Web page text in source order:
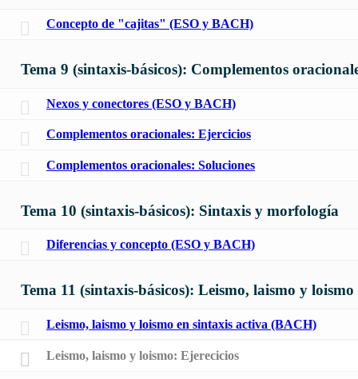
Concepto de "cajitas" (ESO y BACH)
Tema 9 (sintaxis-básicos): Complementos
Nexos y conectores (ESO y BACH)
Complementos oracionales: Ejercicios
Complementos oracionales: Soluciones
Tema 10 (sintaxis-básicos): Sintaxis y morfología
Diferencias y concepto (ESO y BACH)
Tema 11 (sintaxis-básicos): Leismo, laismo y loismo
Leismo, laismo y loismo en sintaxis activa (BACH)
Leismo, laismo y loismo: Ejerecicios